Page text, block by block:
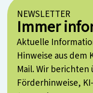
NEWSLETTER
Immer
Aktuelle
Hinweise aus dem
Mail. Wir
Förderhinweise,